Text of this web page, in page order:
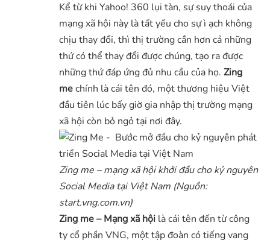
Kể từ khi Yahoo! 360 lụi tàn, sự suy thoái của
mạng xã hội này là tất yếu cho sự ì ạch không
chịu thay đổi, thì thị trường cần hơn cả những
thứ có thể thay đổi được chúng, tạo ra được
những thứ đáp ứng đủ nhu cầu của họ. Zing
mechính là cái tên đó, một thương hiệu Việt
đầu tiên lúc bấy giờ gia nhập thị trường mạng
xã hội còn bỏ ngỏ tại nơi đây.
Zing me – mạng xã hội khởi đầu cho kỷ nguyên
Social Media tại Việt Nam (Nguồn:
start.vng.com.vn)
Zing me – Mạng xã hội là cái tên đến từ công
ty cổ phần VNG, một tập đoàn có tiếng vang